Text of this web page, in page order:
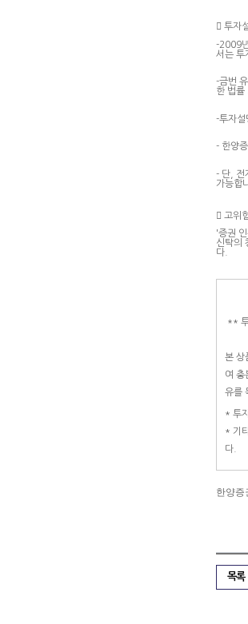
 투자
-2009
서는 투
-금번
한 법률
-투자설
- 한양
- 단, 전
가능합
 고위
'증권
신탁의
다.
**
본 상
여 충
유를
* 투
* 기
다.
한양증
목록